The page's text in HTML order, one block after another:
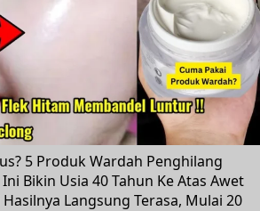
5 Produk Wardah Penghilang
Bikin Usia 40 Tahun Ke Atas Awet
Langsung Terasa, Mulai 20